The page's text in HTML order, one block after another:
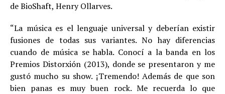
de BioShaft, Henry Ollarves.
“La música es el lenguaje universal y deberían existir
fusiones de todas sus variantes. No hay diferencias
cuando de música se habla. Conocí a la banda en los
Premios Distorxión (2013), donde se presentaron y me
gustó mucho su show. ¡Tremendo! Además de que son
bien panas es muy buen rock. Me recuerda lo que